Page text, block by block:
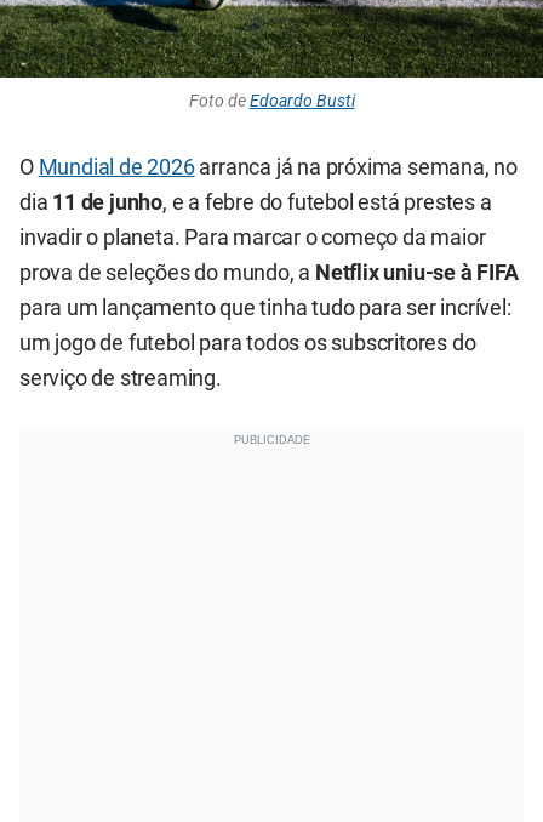
Foto deEdoardo Busti
O Mundial de 2026arranca já na próxima semana, no
dia 11 de junho, e a febre do futebol está prestes a
invadir o planeta. Para marcar o começo da maior
prova de seleções do mundo, a Netflix uniu-se à FIFA
para um lançamento que tinha tudo para ser incrível:
um jogo de futebol para todos os subscritores do
serviço de streaming.